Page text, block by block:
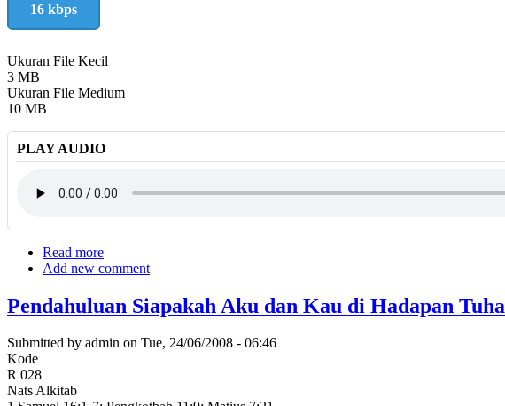
16 kbps
Ukuran File Kecil
3 MB
Ukuran File Medium
10 MB
PLAY AUDIO
Read more
Alam
dan
Isinya
Add new comment
Pendahuluan Siapakah Aku dan Kau di Hadapan
Submitted by admin on Tue, 24/06/2008 - 06:46
Kode
R 028
Nats Alkitab